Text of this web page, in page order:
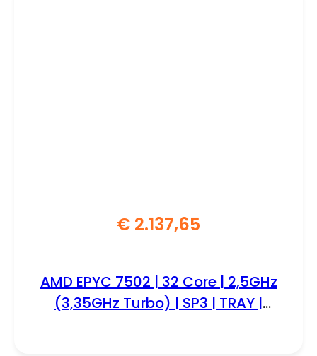
€ 2.137,65
AMD EPYC 7502 | 32 Core | 2,5GHz
(3,35GHz Turbo) | SP3 | TRAY |